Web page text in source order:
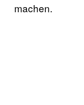
machen.